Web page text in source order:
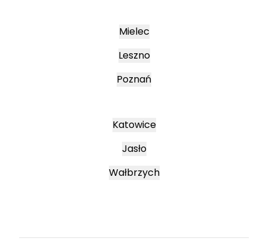
Mielec
Leszno
Poznań
Katowice
Jasło
Wałbrzych